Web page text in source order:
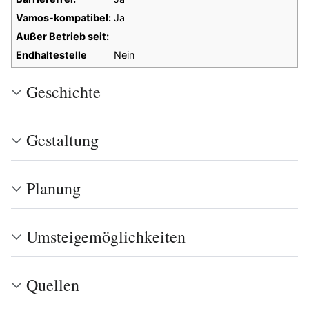
Vamos-kompatibel: Ja
Außer Betrieb seit:
Endhaltestelle
Nein
Geschichte
Gestaltung
Planung
Umsteigemöglichkeiten
Quellen